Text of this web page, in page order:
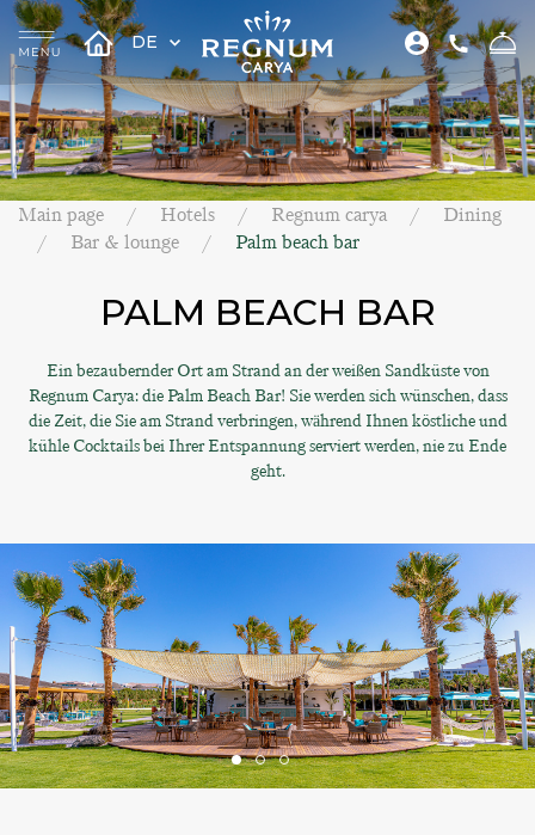
DE
Main page Hotels Regnum carya
Dining
Bar & lounge
Palm beach bar
PALM BEACH BAR
Ein bezaubernder Ort am Strand an der weißen Sandküste von
Regnum Carya: die Palm Beach Bar! Sie werden sich wünschen, dass
die Zeit, die Sie am Strand verbringen, während Ihnen köstliche und
kühle Cocktails bei Ihrer Entspannung serviert werden, nie zu Ende
geht.